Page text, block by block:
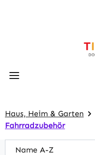
Haus, Heim & Garten
Fahrradzubehör